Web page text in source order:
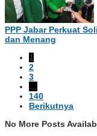
PPP Jabar Perkuat
dan Menang
1
2
3
…
140
Berikutnya
No More Posts